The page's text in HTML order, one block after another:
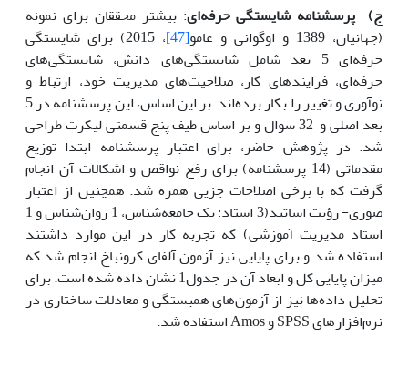
ج) پرسشنامه شایستگی حرفه‌ای: بیشتر محققان برای نمونه
(جهانیان، 1389 و اوگوانی و عامو
[47]
، 2015) برای شایستگی
حرفه‌ای 5 بعد شامل شایستگی‌های دانش، شایستگی‌های
حرفه‌ای، فرایندهای کار، صلاحیت‌های مدیریت خود، ارتباط و
نوآوری و تغییر را بکار برده‌اند. بر این اساس، این پرسشنامه در 5
بعد اصلی و 32 سوال و بر اساس طیف پنج قسمتی لیکرت طراحی
شد. در پژوهش حاضر، برای اعتبار پرسشنامه ابتدا توزیع
مقدماتی (14 پرسشنامه) برای رفع نواقص و اشکالات آن انجام
گرفت که با برخی اصلاحات جزیی همره شد. همچنین از اعتبار
صوری- رؤیت اساتید(3 استاد: یک جامعه‌شناس، 1 روان‌شناس و 1
استاد مدیریت آموزشی) که تجربه کار در این موارد داشتند
استفاده شد و برای پایایی نیز آزمون آلفای کرونباخ انجام شد که
میزان پایایی کل و ابعاد آن در جدول1 نشان داده شده است. برای
تحلیل داده‌ها نیز از آزمون‌های همبستگی و معادلات ساختاری در
نرم‌افزارهای SPSS و Amos استفاده شد.